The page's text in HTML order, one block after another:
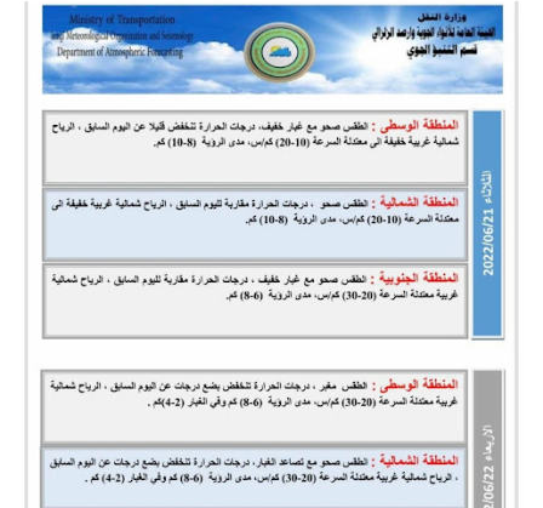
المرحلة المتوسطة
المرحلة الاعدادية
اخبار وقرارات وزارة التعليم
استمارة القبول المركزي
الطقس
العطل